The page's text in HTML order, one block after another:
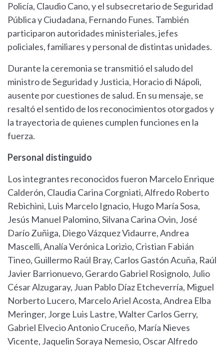
Policía, Claudio Cano, y el subsecretario de Seguridad
Pública y Ciudadana, Fernando Funes. También
participaron autoridades ministeriales, jefes
policiales, familiares y personal de distintas unidades.
Durante la ceremonia se transmitió el saludo del
ministro de Seguridad y Justicia, Horacio di Nápoli,
ausente por cuestiones de salud. En su mensaje, se
resaltó el sentido de los reconocimientos otorgados y
la trayectoria de quienes cumplen funciones en la
fuerza.
Personal distinguido
Los integrantes reconocidos fueron Marcelo Enrique
Calderón, Claudia Carina Corgniati, Alfredo Roberto
Rebichini, Luis Marcelo Ignacio, Hugo María Sosa,
Jesús Manuel Palomino, Silvana Carina Ovin, José
Darío Zuñiga, Diego Vázquez Vidaurre, Andrea
Mascelli, Analía Verónica Lorizio, Cristian Fabián
Tineo, Guillermo Raúl Bray, Carlos Gastón Acuña, Raúl
Javier Barrionuevo, Gerardo Gabriel Rosignolo, Julio
César Alzugaray, Juan Pablo Díaz Etcheverría, Miguel
Norberto Lucero, Marcelo Ariel Acosta, Andrea Elba
Meringer, Jorge Luis Lastre, Walter Carlos Gerry,
Gabriel Elvecio Antonio Cruceño, María Nieves
Vicente, Jaquelin Soraya Nemesio, Oscar Alfredo